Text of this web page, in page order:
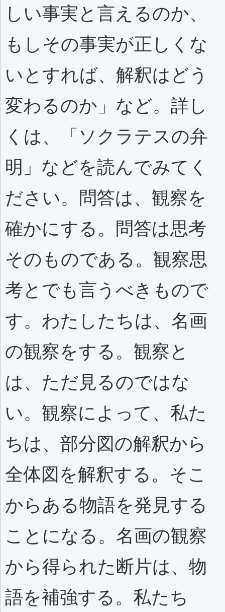
しい事実と言えるのか、
もしその事実が正しくな
いとすれば、解釈はどう
変わるのか」など。詳し
くは、「ソクラテスの弁
明」などを読んでみてく
ださい。問答は、観察を
確かにする。問答は思考
そのものである。観察思
考とでも言うべきもので
す。わたしたちは、名画
の観察をする。観察と
は、ただ見るのではな
い。観察によって、私た
ちは、部分図の解釈から
全体図を解釈する。そこ
からある物語を発見する
ことになる。名画の観察
から得られた断片は、物
語を補強する。私たち